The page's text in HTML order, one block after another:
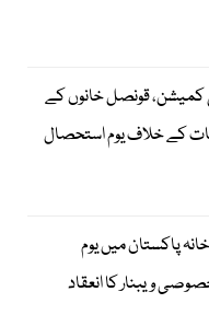
کمیشن، قونصل خانوں کے
کے خلاف یوم استحصال
پاکستان میں یوم
ویبنار کا انعقاد